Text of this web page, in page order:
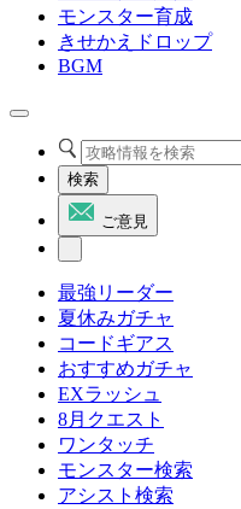
モンスター育成
きせかえドロップ
BGM
検索
ご意見
最強リーダー
夏休みガチャ
コードギアス
おすすめガチャ
EXラッシュ
8月クエスト
ワンタッチ
モンスター検索
アシスト検索